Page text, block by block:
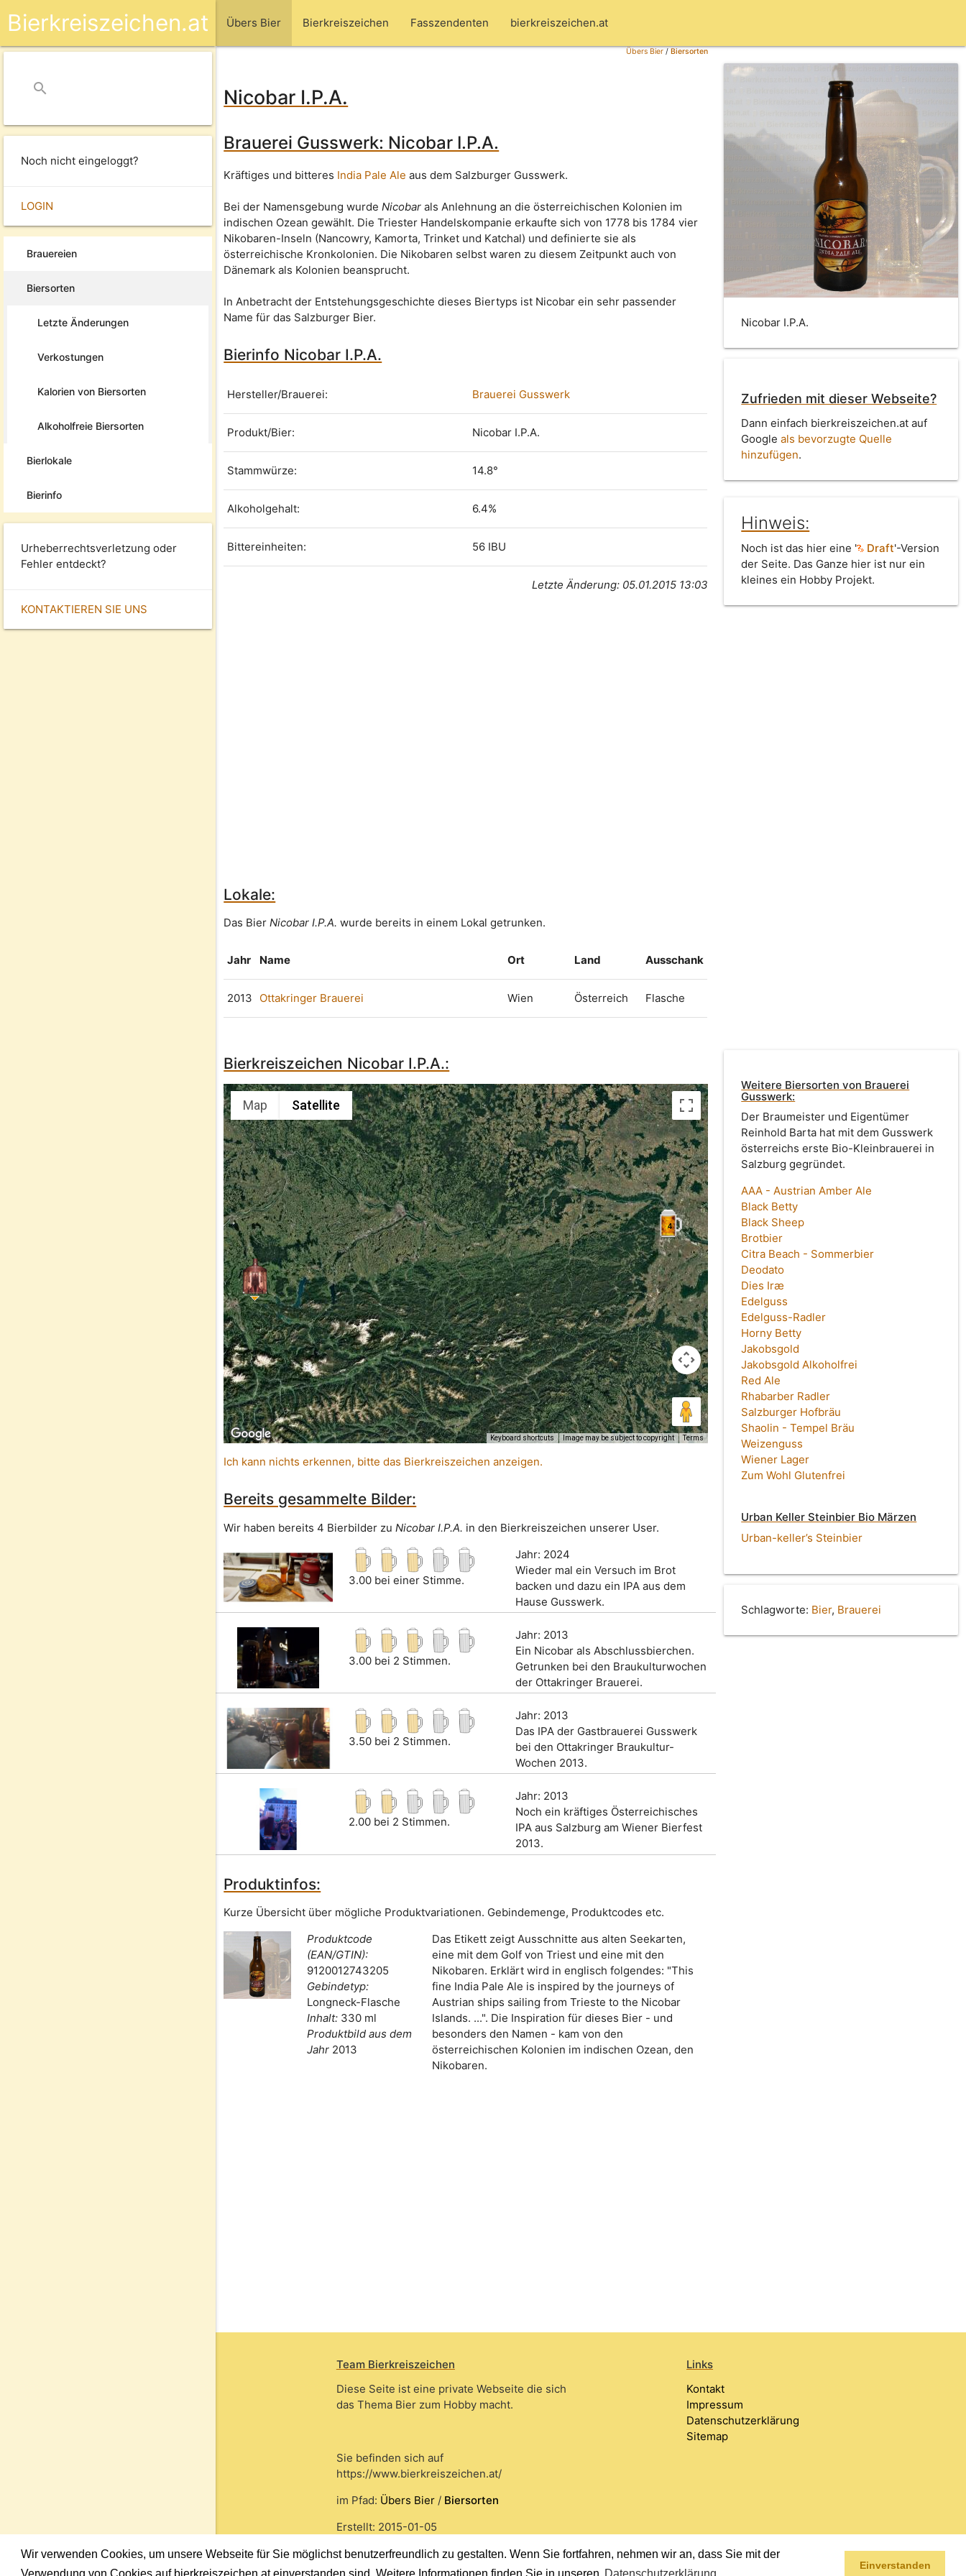
Wir verwenden Cookies, um unsere Webseite für Sie möglichst benutzerfreundlich zu gestalten. Wenn Sie fortfahren, nehmen wir an, dass Sie mit der
Verwendung von Cookies auf bierkreiszeichen.at einverstanden sind. Weitere Informationen finden Sie in unseren Datenschutzerklärung
Einverstanden
Übers Bier Bierkreiszeichen Fasszendenten bierkreiszeichen.at
Bierkreiszeichen.at
search
Noch nicht eingeloggt?
LOGIN
Brauereien
Biersorten
Letzte Änderungen
Verkostungen
Kalorien von Biersorten
Alkoholfreie Biersorten
Bierlokale
Bierinfo
Urheberrechtsverletzung oder
Fehler entdeckt?
KONTAKTIEREN SIE UNS
Übers Bier/Biersorten
Nicobar I.P.A.
Brauerei Gusswerk: Nicobar I.P.A.
Kräftiges und bitteres India Pale Ale aus dem Salzburger Gusswerk.
Bei der Namensgebung wurdeNicobar als Anlehnung an die österreichischen Kolonien im
indischen Ozean gewählt. Die Triester Handelskompanie erkaufte sich von 1778 bis 1784 vier
Nikobaren-Inseln (Nancowry, Kamorta, Trinket und Katchal) und definierte sie als
österreichische Kronkolonien. Die Nikobaren selbst waren zu diesem Zeitpunkt auch von
Dänemark als Kolonien beansprucht.
In Anbetracht der Entstehungsgeschichte dieses Biertyps ist Nicobar ein sehr passender
Name für das Salzburger Bier.
Bierinfo Nicobar I.P.A.
Hersteller/Brauerei: Brauerei Gusswerk
Produkt/Bier: Nicobar I.P.A.
Stammwürze: 14.8°
Alkoholgehalt: 6.4%
Bittereinheiten: 56 IBU
Letzte Änderung: 05.01.2015 13:03
Nicobar I.P.A.
Zufrieden mit dieser Webseite?
Dann einfach bierkreiszeichen.at auf
Googleals bevorzugte Quelle
hinzufügen.
Hinweis:
Noch ist das hier eine ' Draft'-Version
der Seite. Das Ganze hier ist nur ein
kleines ein Hobby Projekt.
Lokale:
Das BierNicobar I.P.A. wurde bereits in einem Lokal getrunken.
Jahr Name Ort Land Ausschank
2013 Ottakringer Brauerei Wien Österreich Flasche
Bierkreiszeichen Nicobar I.P.A.:
4
Map Satellite
Keyboard shortcuts Image may be subject to copyright Terms
Ich kann nichts erkennen, bitte das Bierkreiszeichen anzeigen.
Bereits gesammelte Bilder:
Wir haben bereits 4 Bierbilder zuNicobar I.P.A. in den Bierkreiszeichen unserer User.
3.00 bei einer Stimme.
Jahr: 2024
Wieder mal ein Versuch im Brot
backen und dazu ein IPA aus dem
Hause Gusswerk.
3.00 bei 2 Stimmen.
Jahr: 2013
Ein Nicobar als Abschlussbierchen.
Getrunken bei den Braukulturwochen
der Ottakringer Brauerei.
3.50 bei 2 Stimmen.
Jahr: 2013
Das IPA der Gastbrauerei Gusswerk
bei den Ottakringer Braukultur-
Wochen 2013.
2.00 bei 2 Stimmen.
Jahr: 2013
Noch ein kräftiges Österreichisches
IPA aus Salzburg am Wiener Bierfest
2013.
Produktinfos:
Kurze Übersicht über mögliche Produktvariationen. Gebindemenge, Produktcodes etc.
Produktcode
(EAN/GTIN):
9120012743205
Gebindetyp:
Longneck-Flasche
Inhalt: 330 ml
Produktbild aus dem
Jahr 2013
Das Etikett zeigt Ausschnitte aus alten Seekarten,
eine mit dem Golf von Triest und eine mit den
Nikobaren. Erklärt wird in englisch folgendes: "This
fine India Pale Ale is inspired by the journeys of
Austrian ships sailing from Trieste to the Nicobar
Islands. ...". Die Inspiration für dieses Bier - und
besonders den Namen - kam von den
österreichischen Kolonien im indischen Ozean, den
Nikobaren.
Weitere Biersorten von Brauerei
Gusswerk:
Der Braumeister und Eigentümer
Reinhold Barta hat mit dem Gusswerk
österreichs erste Bio-Kleinbrauerei in
Salzburg gegründet.
AAA - Austrian Amber Ale
Black Betty
Black Sheep
Brotbier
Citra Beach - Sommerbier
Deodato
Dies Iræ
Edelguss
Edelguss-Radler
Horny Betty
Jakobsgold
Jakobsgold Alkoholfrei
Red Ale
Rhabarber Radler
Salzburger Hofbräu
Shaolin - Tempel Bräu
Weizenguss
Wiener Lager
Zum Wohl Glutenfrei
Urban Keller Steinbier Bio Märzen
Urban-keller’s Steinbier
Schlagworte: Bier, Brauerei
Team Bierkreiszeichen
Diese Seite ist eine private Webseite die sich
das Thema Bier zum Hobby macht.
Sie befinden sich auf
https://www.bierkreiszeichen.at/
im Pfad: Übers Bier/ Biersorten
Erstellt: 2015-01-05
Links
Kontakt
Impressum
Datenschutzerklärung
Sitemap